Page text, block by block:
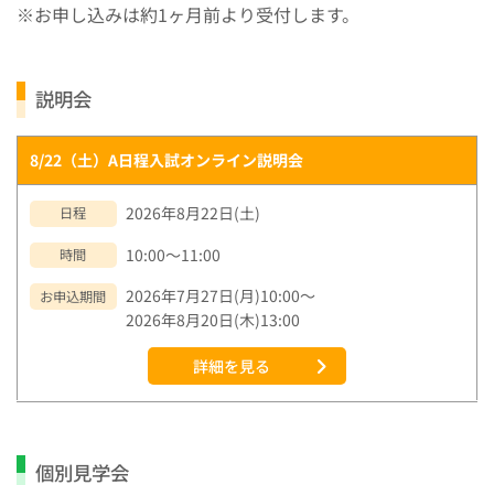
お申し込みは約1ヶ月前より受付します。
説明会
8/22（土）A日程入試オンライン説明会
日程 2026年8月22日(土)
時間 10:00～11:00
お申込期間
2026年7月27日(月)10:00～
2026年8月20日(木)13:00
詳細を見る
個別見学会